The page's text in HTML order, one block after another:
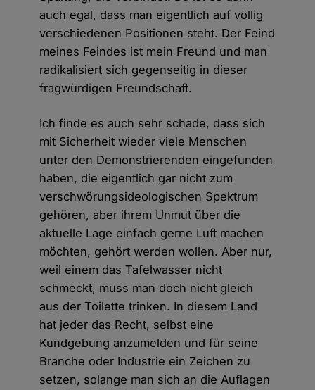
auch egal, dass man eigentlich auf völlig
verschiedenen Positionen steht. Der Feind
meines Feindes ist mein Freund und man
radikalisiert sich gegenseitig in dieser
fragwürdigen Freundschaft.
Ich finde es auch sehr schade, dass sich
mit Sicherheit wieder viele Menschen
unter den Demonstrierenden eingefunden
haben, die eigentlich gar nicht zum
verschwörungsideologischen Spektrum
gehören, aber ihrem Unmut über die
aktuelle Lage einfach gerne Luft machen
möchten, gehört werden wollen. Aber nur,
weil einem das Tafelwasser nicht
schmeckt, muss man doch nicht gleich
aus der Toilette trinken. In diesem Land
hat jeder das Recht, selbst eine
Kundgebung anzumelden und für seine
Branche oder Industrie ein Zeichen zu
setzen, solange man sich an die Auflagen